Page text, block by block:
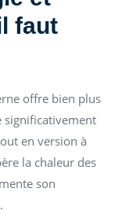
faut
offre bien plus
significativement
en version à
la chaleur des
son